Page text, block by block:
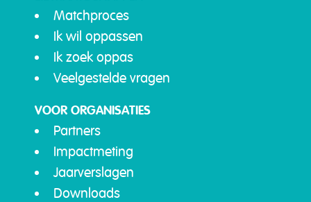
Matchproces
Ik wil oppassen
Ik zoek oppas
Veelgestelde vragen
VOOR ORGANISATIES
Partners
Impactmeting
Jaarverslagen
Downloads